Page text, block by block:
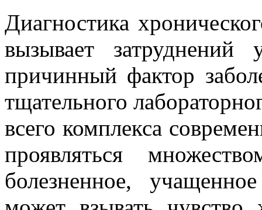
Диагностика
вызывает затруднений
причинный фактор
тщательного
всего комплекса
проявляться
болезненное,